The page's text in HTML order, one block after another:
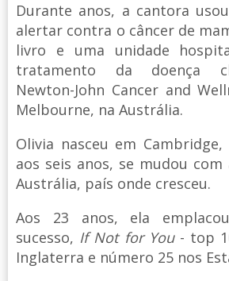
Durante anos, a cantora
alertar contra o câncer de
livro e uma unidade
tratamento da doença
Newton-John Cancer and
Melbourne, na Austrália.
Olivia nasceu em
aos seis anos, se mudou
Austrália, país onde cresceu.
Aos 23 anos, ela
sucesso, If Not for You- top
Inglaterra e número 25 nos